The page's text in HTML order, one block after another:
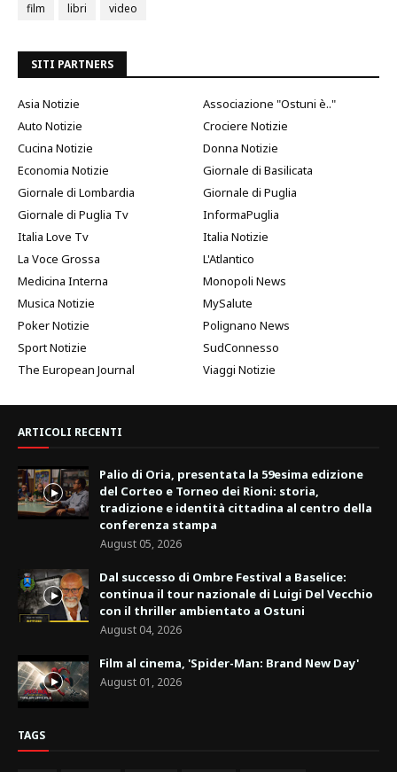
film
libri video
SITI PARTNERS
Asia Notizie
Associazione "Ostuni è.."
Auto Notizie
Crociere Notizie
Cucina Notizie
Donna Notizie
Economia Notizie
Giornale di Basilicata
Giornale di Lombardia
Giornale di Puglia
Giornale di Puglia Tv
InformaPuglia
Italia Love Tv
Italia Notizie
La Voce Grossa
L'Atlantico
Medicina Interna
Monopoli News
Musica Notizie
MySalute
Poker Notizie
Polignano News
Sport Notizie
SudConnesso
The European Journal
Viaggi Notizie
ARTICOLI RECENTI
Palio di Oria, presentata la 59esima edizione
del Corteo e Torneo dei Rioni: storia,
tradizione e identità cittadina al centro della
conferenza stampa
August 05, 2026
Dal successo di Ombre Festival a Baselice:
continua il tour nazionale di Luigi Del Vecchio
con il thriller ambientato a Ostuni
August 04, 2026
Film al cinema, 'Spider-Man: Brand New Day'
August 01, 2026
TAGS